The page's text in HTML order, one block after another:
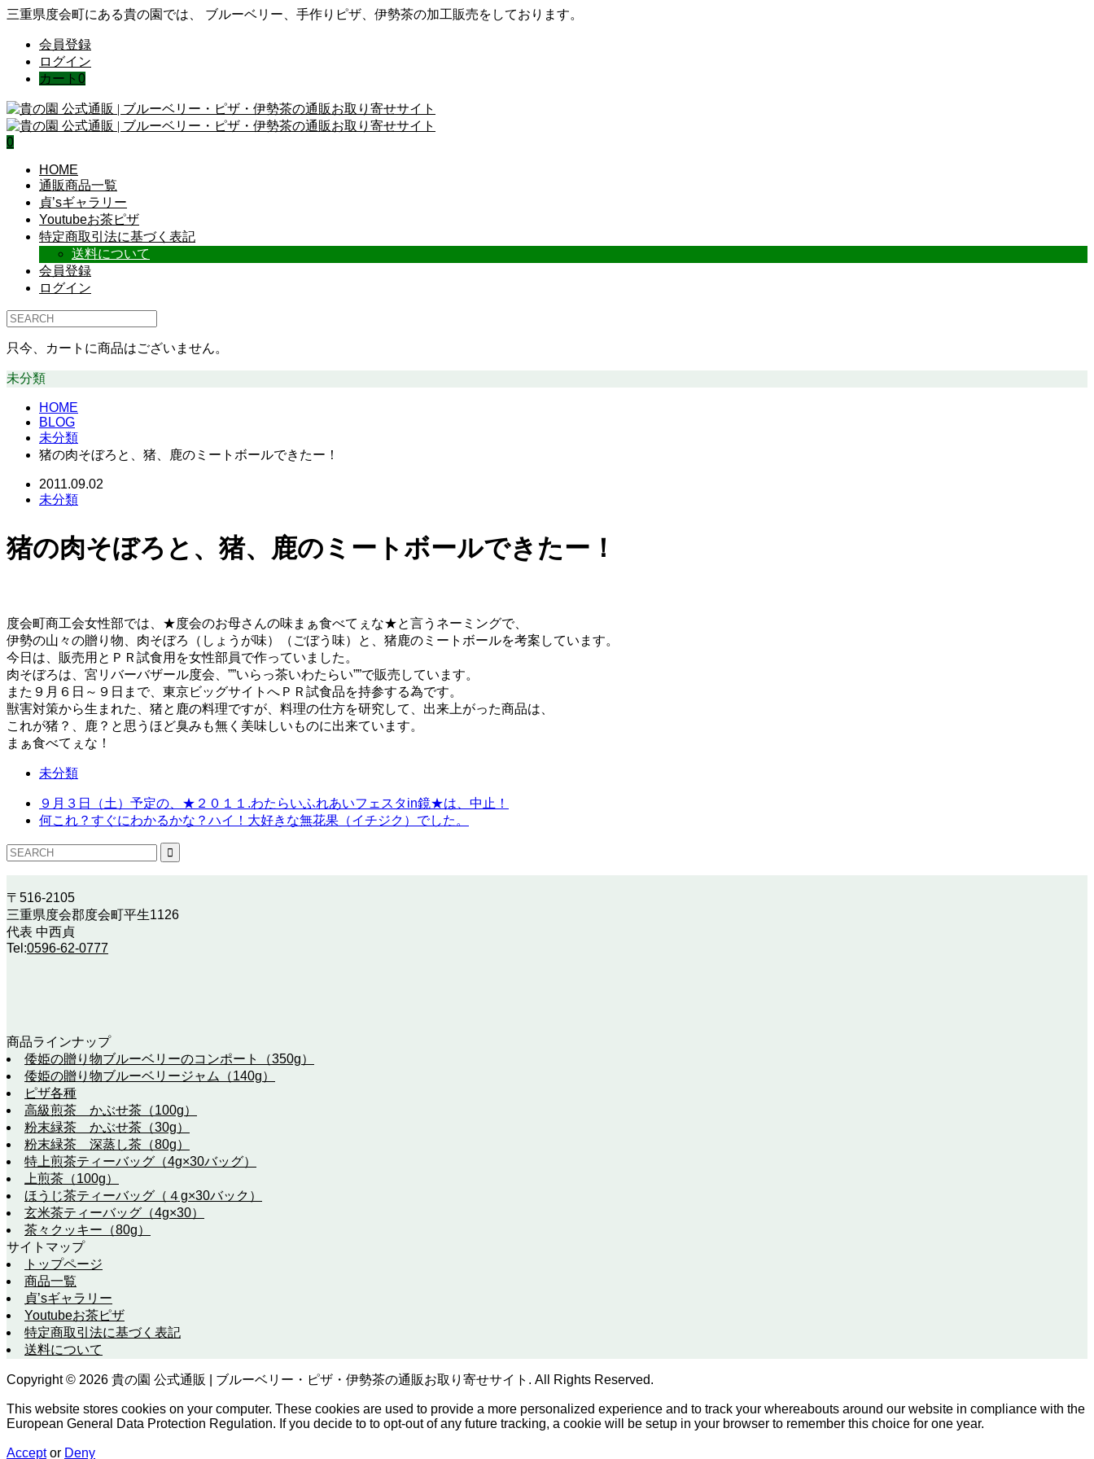
三重県度会町にある貴の園では、 ブルーベリー、手作りピザ、伊勢茶の加工販売をしております。
会員登録
ログイン
カート 0
0
HOME
通販商品一覧
貞’sギャラリー
Youtubeお茶ピザ
特定商取引法に基づく表記
送料について
会員登録
ログイン
只今、カートに商品はございません。
未分類
HOME
BLOG
未分類
猪の肉そぼろと、猪、鹿のミートボールできたー！
2011.09.02
未分類
猪の肉そぼろと、猪、鹿のミートボールできたー！
度会町商工会女性部では、★度会のお母さんの味まぁ食べてぇな★と言うネーミングで、
伊勢の山々の贈り物、肉そぼろ（しょうが味）（ごぼう味）と、猪鹿のミートボールを考案しています。
今日は、販売用とＰＲ試食用を女性部員で作っていました。
肉そぼろは、宮リバーバザール度会、””いらっ茶いわたらい””で販売しています。
また９月６日～９日まで、東京ビッグサイトへＰＲ試食品を持参する為です。
獣害対策から生まれた、猪と鹿の料理ですが、料理の仕方を研究して、出来上がった商品は、
これが猪？、鹿？と思うほど臭みも無く美味しいものに出来ています。
まぁ食べてぇな！
未分類
９月３日（土）予定の、★２０１１.わたらいふれあいフェスタin鏡★は、中止！
何これ？すぐにわかるかな？ハイ！大好きな無花果（イチジク）でした。
〒516-2105
三重県度会郡度会町平生1126
代表 中西貞
Tel:0596-62-0777
商品ラインナップ
倭姫の贈り物ブルーベリーのコンポート（350g）
倭姫の贈り物ブルーベリージャム（140g）
ピザ各種
高級煎茶 かぶせ茶（100g）
粉末緑茶 かぶせ茶（30g）
粉末緑茶 深蒸し茶（80g）
特上煎茶ティーバッグ（4g×30バッグ）
上煎茶（100g）
ほうじ茶ティーバッグ（４g×30バック）
玄米茶ティーバッグ（4g×30）
茶々クッキー（80g）
サイトマップ
トップページ
商品一覧
貞’sギャラリー
Youtubeお茶ピザ
特定商取引法に基づく表記
送料について
Copyright © 2026 貴の園 公式通販 | ブルーベリー・ピザ・伊勢茶の通販お取り寄せサイト. All Rights Reserved.
This website stores cookies on your computer. These cookies are used to provide a more personalized experience and to track your whereabouts around our website in compliance with the
European General Data Protection Regulation. If you decide to to opt-out of any future tracking, a cookie will be setup in your browser to remember this choice for one year.
Acceptor Deny